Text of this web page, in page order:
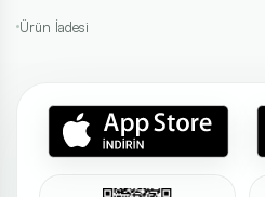
Ürün İadesi